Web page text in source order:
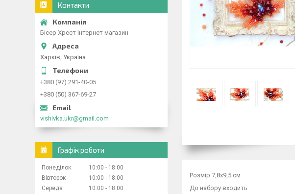
Розмір 7,8х9,5 см
До набору входить
Контакти
Бісер Хрест Інтернет магазин
Харків, Україна
+380 (97) 291-40-05
+380 (50) 367-69-27
vishivka.ukr@gmail.com
Графік роботи
Понеділок 10:00
18:00
Вівторок
10:00
18:00
Середа
10:00
18:00